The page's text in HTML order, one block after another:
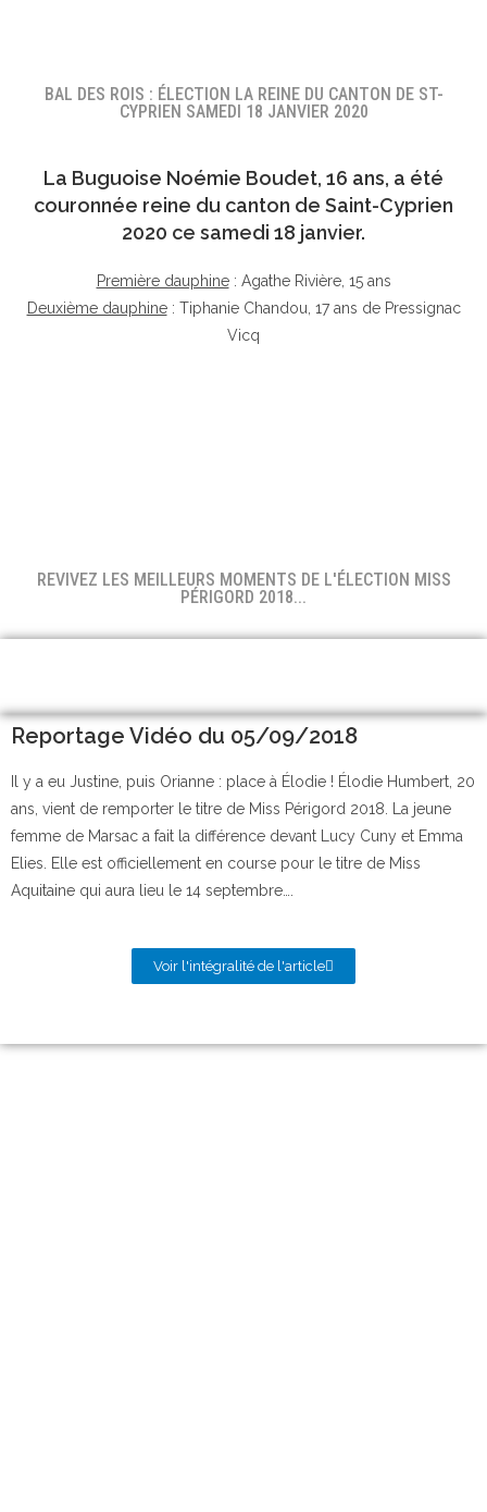
BAL DES ROIS : ÉLECTION LA REINE DU CANTON DE ST-
CYPRIEN SAMEDI 18 JANVIER 2020
La Buguoise Noémie Boudet, 16 ans, a été
couronnée reine du canton de Saint-Cyprien
2020 ce samedi 18 janvier.
Première dauphine: Agathe Rivière, 15 ans
Deuxième dauphine: Tiphanie Chandou, 17 ans de Pressignac
Vicq
REVIVEZ LES MEILLEURS MOMENTS DE L'ÉLECTION MISS
PÉRIGORD 2018...
Reportage Vidéo du 05/09/2018
Il y a eu Justine, puis Orianne : place à Élodie ! Élodie Humbert, 20
ans, vient de remporter le titre de Miss Périgord 2018. La jeune
femme de Marsac a fait la différence devant Lucy Cuny et Emma
Elies. Elle est officiellement en course pour le titre de Miss
Aquitaine qui aura lieu le 14 septembre….
Voir l'intégralité de l'article